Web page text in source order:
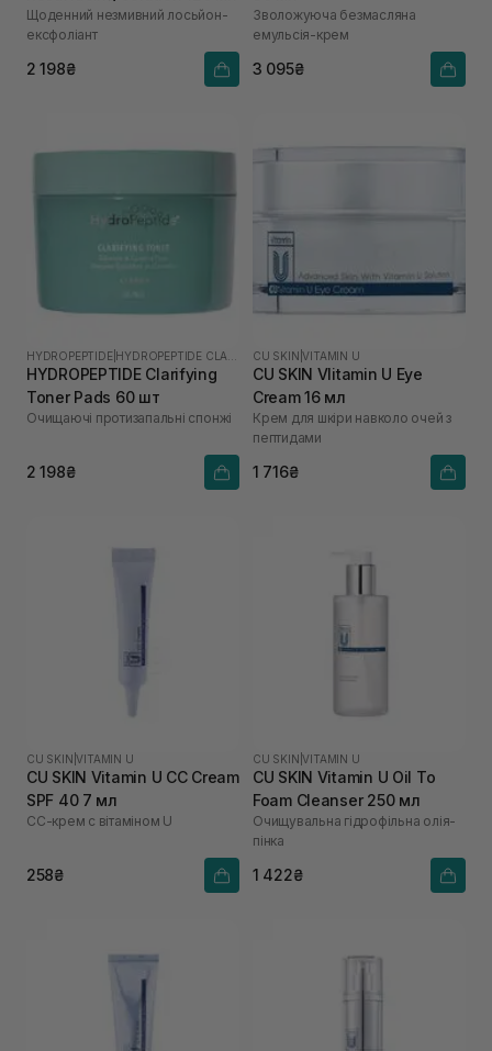
Щоденний незмивний лосьйон-
ексфоліант
2 198₴
Зволожуюча безмасляна
емульсія-крем
3 095₴
HYDROPEPTIDE
HYDROPEPTIDE Clarifying
Toner Pads 60 шт
Очищаючі протизапальні спонжі
2 198₴
CU SKIN |VITAMIN U
CU SKIN VIitamin U Eye
Cream 16 мл
Крем для шкіри навколо очей з
пептидами
1 716₴
CU SKIN |VITAMIN U
CU SKIN Vitamin U CC Cream
SPF 40 7 мл
СС-крем с вітаміном U
258₴
CU SKIN |VITAMIN U
CU SKIN Vitamin U Oil To
Foam Cleanser 250 мл
Очищувальна гідрофільна олія-
пінка
1 422₴